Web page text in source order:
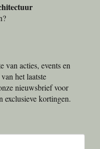
van acties, events en
het laatste
nieuwsbrief voor
exclusieve kortingen.